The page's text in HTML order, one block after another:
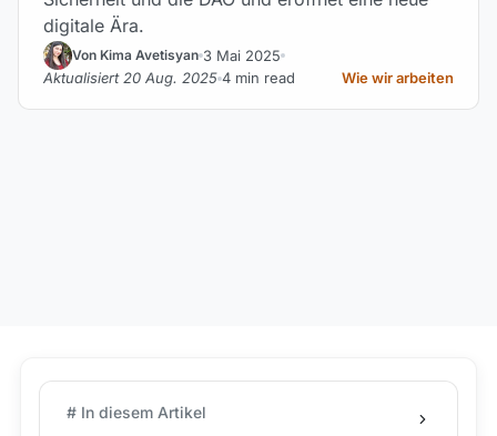
digitale Ära.
Von Kima Avetisyan 3 Mai 2025
Aktualisiert 20 Aug. 2025 4 min read Wie wir arbeiten
# In diesem Artikel